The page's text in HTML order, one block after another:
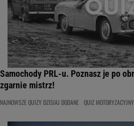
Samochody PRL-u. Poznasz je po
zgarnie mistrz!
NAJNOWSZE QUIZY DZISIAJ DODANE QUIZ MOTORYZACYJNY